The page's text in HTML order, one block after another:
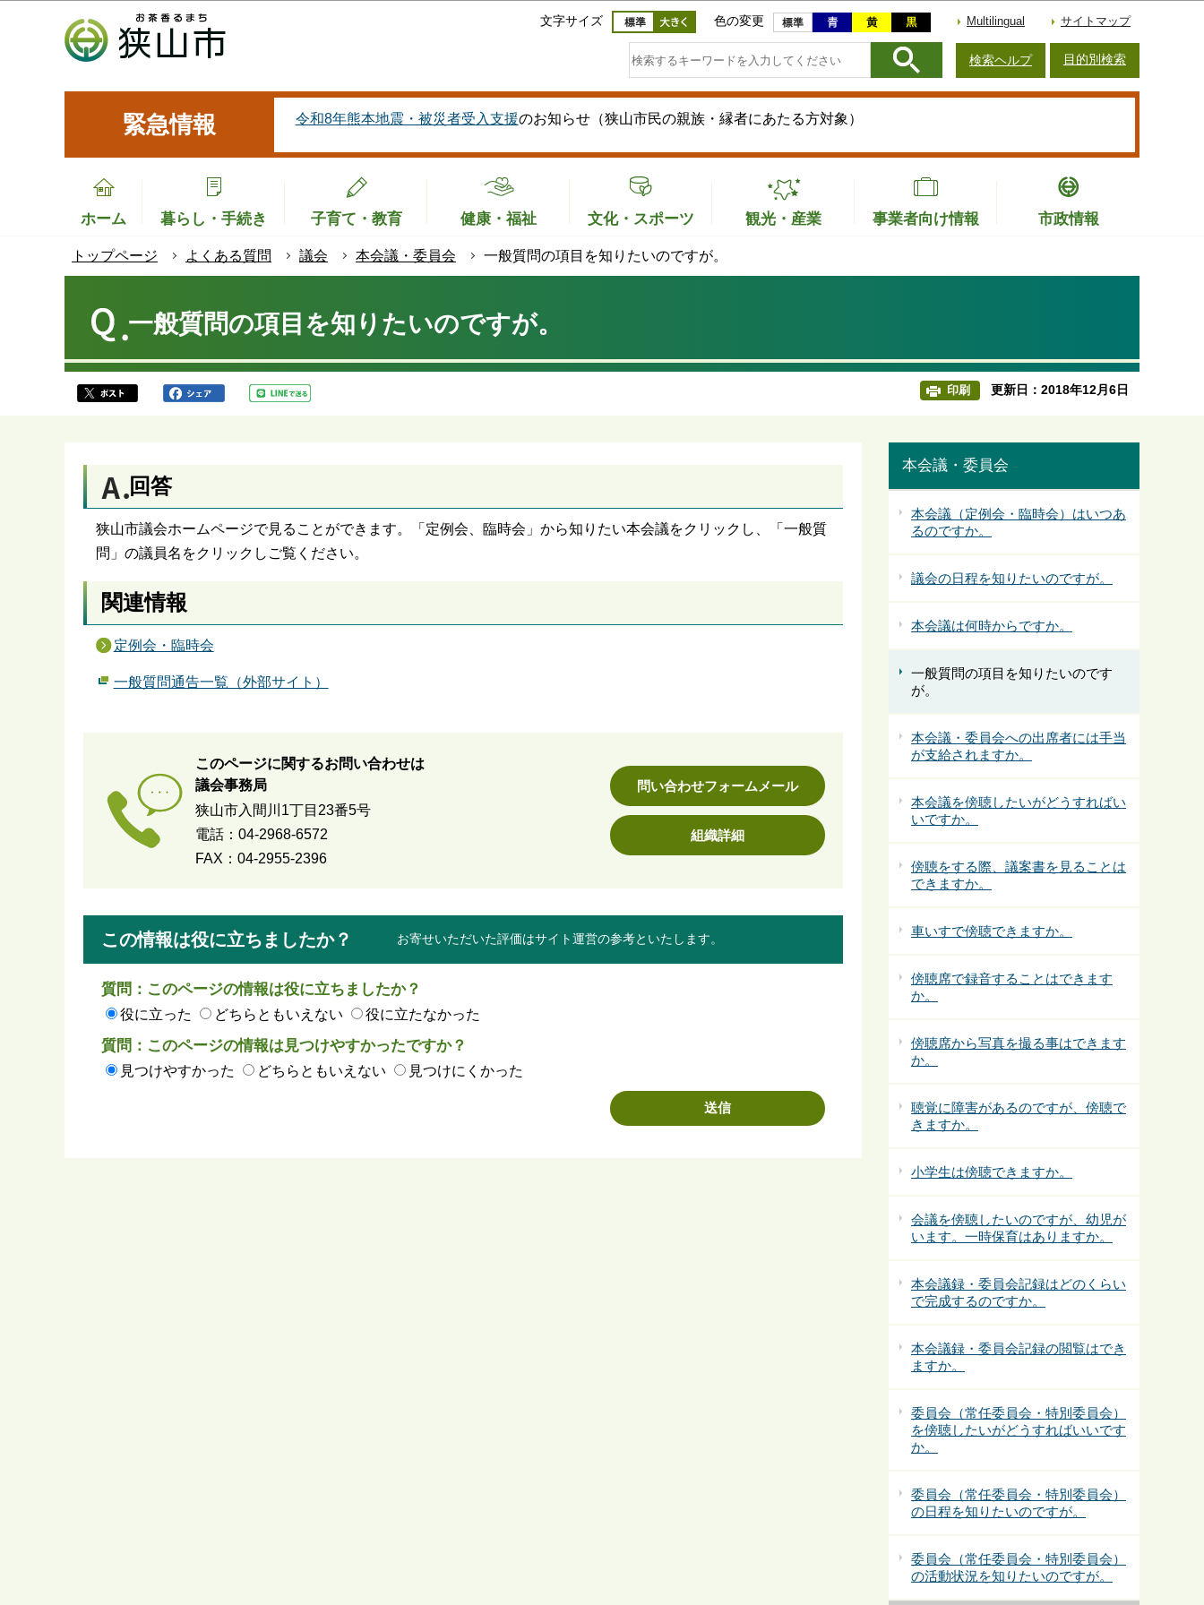
このページの本文へ移動
文字サイズ 色の変更 Multilingual サイトマップ
検索ヘルプ 目的別検索
緊急情報 令和8年熊本地震・被災者受入支援のお知らせ（狭山市民の親族・縁者にあたる方対象）
ホーム 暮らし・手続き 子育て・教育 健康・福祉 文化・スポーツ 観光・産業 事業者向け情報 市政情報
トップページ よくある質問 議会 本会議・委員会 一般質問の項目を知りたいのですが。
一般質問の項目を知りたいのですが。
印刷 更新日：2018年12月6日
回答
狭山市議会ホームページで見ることができます。「定例会、臨時会」から知りたい本会議をクリックし、「一般質
問」の議員名をクリックしご覧ください。
関連情報
定例会・臨時会
一般質問通告一覧（外部サイト）
このページに関するお問い合わせは
議会事務局
狭山市入間川1丁目23番5号
電話：04-2968-6572
FAX：04-2955-2396
問い合わせフォームメール
組織詳細
この情報は役に立ちましたか？ お寄せいただいた評価はサイト運営の参考といたします。
質問：このページの情報は役に立ちましたか？
役に立った どちらともいえない 役に立たなかった
質問：このページの情報は見つけやすかったですか？
見つけやすかった どちらともいえない 見つけにくかった
本会議・委員会
本会議（定例会・臨時会）はいつあ
るのですか。
議会の日程を知りたいのですが。
本会議は何時からですか。
一般質問の項目を知りたいのです
が。
本会議・委員会への出席者には手当
が支給されますか。
本会議を傍聴したいがどうすればい
いですか。
傍聴をする際、議案書を見ることは
できますか。
車いすで傍聴できますか。
傍聴席で録音することはできます
か。
傍聴席から写真を撮る事はできます
か。
聴覚に障害があるのですが、傍聴で
きますか。
小学生は傍聴できますか。
会議を傍聴したいのですが、幼児が
います。一時保育はありますか。
本会議録・委員会記録はどのくらい
で完成するのですか。
本会議録・委員会記録の閲覧はでき
ますか。
委員会（常任委員会・特別委員会）
を傍聴したいがどうすればいいです
か。
委員会（常任委員会・特別委員会）
の日程を知りたいのですが。
委員会（常任委員会・特別委員会）
の活動状況を知りたいのですが。